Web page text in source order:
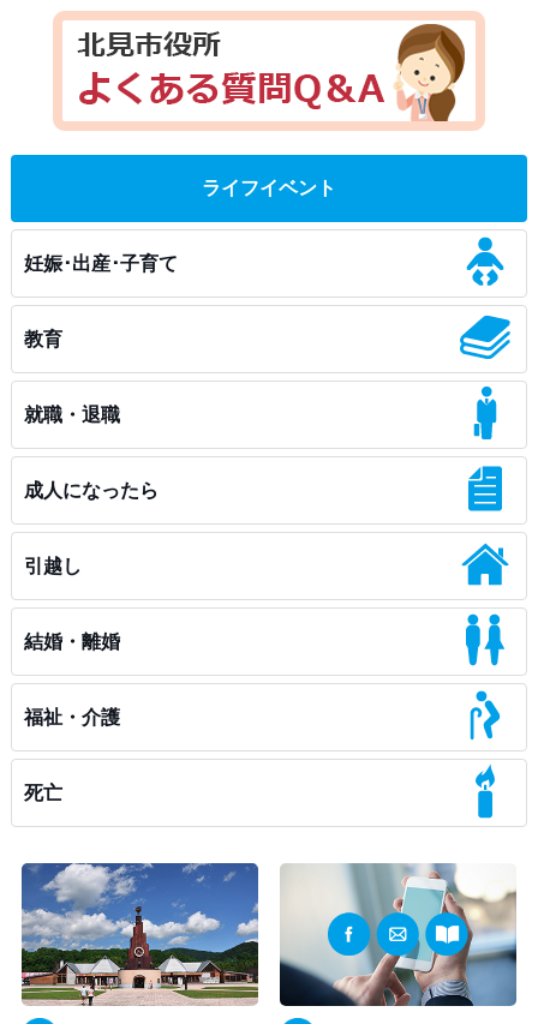
ライフイベント
妊娠･出産･子育て
教育
就職・退職
成人になったら
引越し
結婚・離婚
福祉・介護
死亡